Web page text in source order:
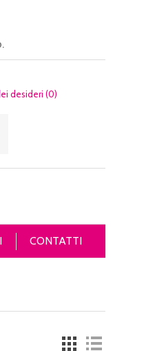
desideri (0)
CONTATTI